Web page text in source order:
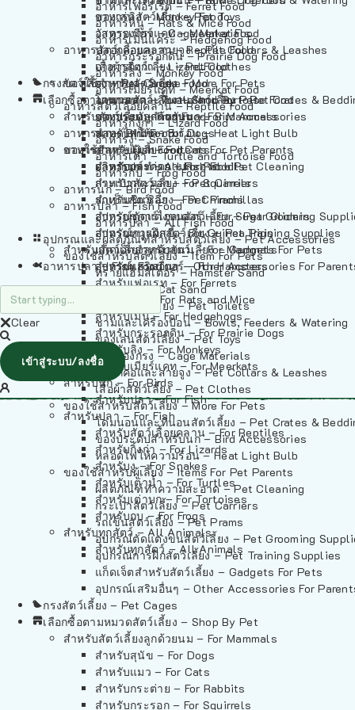
อาหารเฟอร์เร็ต – Ferret Food
อาหารหนู – Rats & Mice Food
อาหารเม่นแคระ – Hedgehog Food
อาหารกระรอกดิน – Prairie Dog Food
อาหารลิง – Monkey Food
อาหารเมียร์แคท – Meerkat Food
อาหารสัตว์เลี้อยคลาน – Reptile Food
อาหารกิ้งก่า – Lizard Food
อาหารงู – Snake Food
อาหารเต่า – Turtle and Tortoise Food
อาหารกบ – Frog Food
อาหารนก – Bird Food
อาหารปลา – Fish Food
อาหารปลา – All Fish Food
อุปกรณและผลิตภัณฑ์สำหรับสัตว์เลี้ยง – Pet Accessories
ของใช้สำหรับสัตว์เลี้ยง – Item For Pets
ทรายแฮมสเตอร์ – Hamster Sand
ทรายแมว – Cat Sand
ห้องน้ำสัตว์เลี้ยง – Pet Toilets
ชามและเครื่องป้อน – Bowls, Feeders & Watering
ของเล่นสัตว์เลี้ยง – Pet Toys
วัสดุรองกรง – Cage Materials
ปลอกคอและสายจูง – Pet Collars & Leashes
เสื้อผ้าสัตว์เลี้ยง – Pet Clothes
ของใช้สำหรับสัตว์เลี้ยง – More For Pets
โดมนอนและที่นอนสัตว์เลี้ยง – Pet Crates &
ของประดับสำหรับนก – Bird Accessories
หลอดไฟให้ความร้อน – Heat Light Bulb
ของใช้สำหรับผู้เลี้ยง – Items For Pet Parents
ผลิตภัณฑ์ทำความสะอาด – Pet Cleaning
กระเป๋าสัตว์เลี้ยง – Pet Carriers
รถเข็นสัตว์เลี้ยง – Pet Prams
อุปกรณ์ตัดแต่งขนสัตว์เลี้ยง – Pet Grooming
อุปกรณ์การฝึกสัตว์เลี้ยง – Pet Training Supplies
แก็ดเจ็ตสำหรับสัตว์เลี้ยง – Gadgets For Pets
อุปกรณ์เสริมอื่นๆ – Other Accessories For
กรงสัตว์เลี้ยง – Pet Cages
เลือกซื้อตามหมวดสัตว์เลี้ยง – Shop By Pet
สำหรับสัตว์เลี้ยงลูกด้วยนม – For Mammals
สำหรับสุนัข – For Dogs
สำหรับแมว – For Cats
สำหรับกระต่าย – For Rabbits
สำหรับกระรอก – For Squirrels
อาหารลิง – Monkey Food
อาหารเมียร์แคท – Meerkat Food
อาหารสัตว์เลี้อยคลาน – Reptile Food
อาหารกิ้งก่า – Lizard Food
อาหารงู – Snake Food
อาหารเต่า – Turtle and Tortoise Food
อาหารกบ – Frog Food
อาหารนก – Bird Food
อาหารปลา – Fish Food
อาหารปลา – All Fish Food
ของเล่นสัตว์เลี้ยง – Pet Toys
วัสดุรองกรง – Cage Materials
ปลอกคอและสายจูง – Pet Collars & Leashes
เสื้อผ้าสัตว์เลี้ยง – Pet Clothes
ของใช้สำหรับสัตว์เลี้ยง – More For Pets
โดมนอนและที่นอนสัตว์เลี้ยง – Pet Crates &
ของประดับสำหรับนก – Bird Accessories
หลอดไฟให้ความร้อน – Heat Light Bulb
ของใช้สำหรับผู้เลี้ยง – Items For Pet Parents
ผลิตภัณฑ์ทำความสะอาด – Pet Cleaning
กระเป๋าสัตว์เลี้ยง – Pet Carriers
รถเข็นสัตว์เลี้ยง – Pet Prams
อุปกรณ์ตัดแต่งขนสัตว์เลี้ยง – Pet Grooming
อุปกรณ์การฝึกสัตว์เลี้ยง – Pet Training Supplies
แก็ดเจ็ตสำหรับสัตว์เลี้ยง – Gadgets For Pets
อุปกรณ์เสริมอื่นๆ – Other Accessories For
กรงสัตว์เลี้ยง – Pet Cages
เลือกซื้อตามหมวดสัตว์เลี้ยง – Shop By Pet
สำหรับสัตว์เลี้ยงลูกด้วยนม – For Mammals
สำหรับสุนัข – For Dogs
สำหรับแมว – For Cats
สำหรับกระต่าย – For Rabbits
สำหรับกระรอก – For Squirrels
สำหรับชินชิล่า – For Chinchillas
สำหรับชูการ์ไกลเดอร์ – For Sugar Gliders
สำหรับหนูแกสบี้ – For Guinea Pigs
สำหรับสัตว์เลี้ยงลูกด้วยนม – For Mammals
สำหรับแฮมสเตอร์ – For Hamsters
สำหรับเฟอเรท – For Ferrets
สำหรับหนู – For Rats and Mice
สำหรับเม่น – For Hedgehogs
สำหรับกระรอกดิน – For Prairie Dogs
สำหรับลิง – For Monkeys
สำหรับเมียร์แคท – For Meerkats
สำหรับนก – For Birds
สำหรับปลา – For Fish
สำหรับปลา – For Fish
สำหรับสัตว์เลื้อยคลาน – For Reptiles
สำหรับกิ้งก่า – For Lizards
สำหรับงู – For Snakes
สำหรับเต่าน้ำ – For Turtles
สำหรับเต่าบก – For Tortoises
สำหรับกบ – For Frogs
สำหรับทุกสัตว์ – All Animals
สำหรับทุกสัตว์ – All Animals
อาหารปลา – Fish Food
Clear
เข้าสู่ระบบ/ลงชื่อ